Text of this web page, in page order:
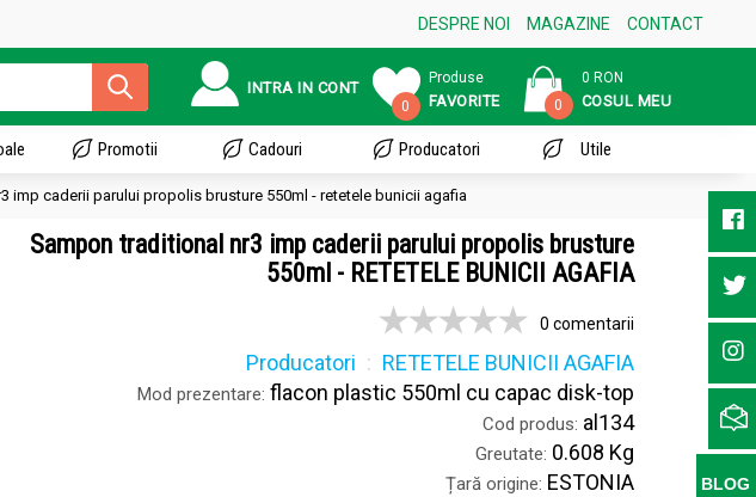
DESPRE NOI MAGAZINE CONTACT
INTRA IN CONT
0
Produse
FAVORITE 0
0 RON
COSUL MEU
Promotii Cadouri Producatori Utile
imp caderii parului propolis brusture 550ml - retetele bunicii agafia
Sampon traditional nr3 imp caderii parului propolis brusture
550ml - RETETELE BUNICII AGAFIA
0 comentarii
Producatori RETETELE BUNICII AGAFIA
Mod prezentare: flacon plastic 550ml cu capac disk-top
Cod produs: al134
Greutate: 0.608 Kg
Țară origine: ESTONIA BLOG